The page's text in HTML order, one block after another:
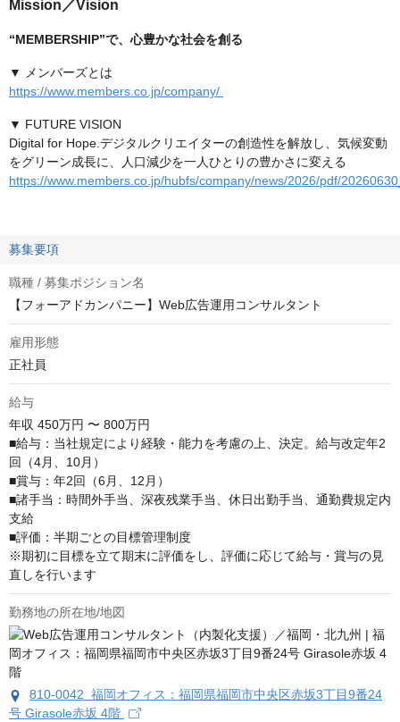
Mission／Vision
“MEMBERSHIP”で、心豊かな社会を創る
▼ メンバーズとは
https://www.members.co.jp/company/
▼ FUTURE VISION
Digital for Hope.デジタルクリエイターの創造性を解放し、気候変動
をグリーン成長に、人口減少を一人ひとりの豊かさに変える
https://www.members.co.jp/hubfs/company/news/2026/pdf/
募集要項
職種 / 募集ポジション名
【フォーアドカンパニー】Web広告運用コンサルタント
雇用形態
正社員
給与
年収 450万円 〜 800万円
■給与：当社規定により経験・能力を考慮の上、決定。給与改定年2
回（4月、10月）
■賞与：年2回（6月、12月）
■諸手当：時間外手当、深夜残業手当、休日出勤手当、通勤費規定内
支給
■評価：半期ごとの目標管理制度
※期初に目標を立て期末に評価をし、評価に応じて給与・賞与の見
直しを行います
勤務地の所在地/地図
810-0042 福岡オフィス：福岡県福岡市中央区赤坂3丁目9番24
号 Girasole赤坂 4階